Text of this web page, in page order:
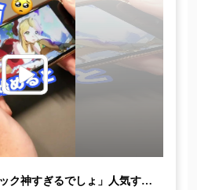
「いやいや、グラフィック神すぎるでしょ」人気すぎるRPG